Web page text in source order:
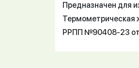
Предназначен для
Термометрическая
РРПП №90408-23 от